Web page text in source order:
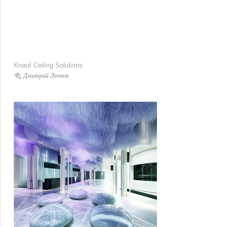
Knauf Ceiling Solutions
Дмитрий Леонов